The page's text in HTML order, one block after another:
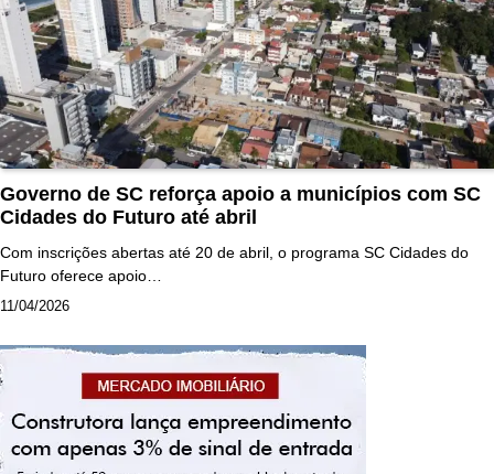
Governo de SC reforça apoio a municípios com SC
Cidades do Futuro até abril
Com inscrições abertas até 20 de abril, o programa SC Cidades do
Futuro oferece apoio…
11/04/2026